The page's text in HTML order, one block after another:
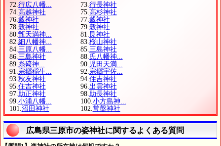
72. 行広八幡... 73. 行長神社
74. 高越神社 75. 高杉神社
76. 穀神社 77. 穀神社
78. 穀神社 79. 穀神社
80. 甑天満神... 81. 艮神社
82. 細八幡神... 83. 桜山神社
84. 三原八幡... 85. 三島神社
86. 三島神社 88. 氏八幡神...
89. 糸𥔎神... 90. 児田天満...
91. 宗郷稲生... 92. 宗郷宇佐...
93. 秋友神社 94. 住吉神社
95. 住吉神社 96. 出雲神社
97. 助正神社 98. 助長神社
99. 小浦八幡... 100. 小方島神...
101. 沼田神社 102. 常盤神社
広島県三原市の姿神社に関するよくある質問